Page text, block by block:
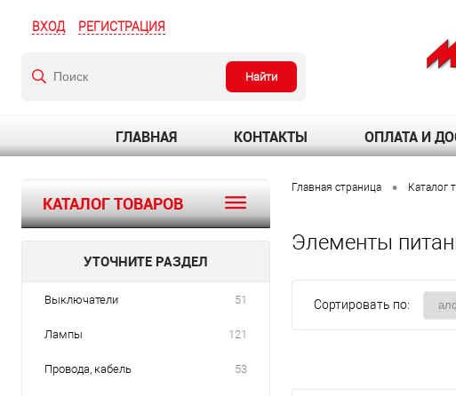
ВХОД РЕГИСТРАЦИЯ
Найти
ГЛАВНАЯ КОНТАКТЫ ОПЛАТА И
КАТАЛОГ ТОВАРОВ
УТОЧНИТЕ РАЗДЕЛ
Выключатели 51
Лампы 121
Провода, кабель 53
Главная страница • Каталог
Элементы
Сортировать по: